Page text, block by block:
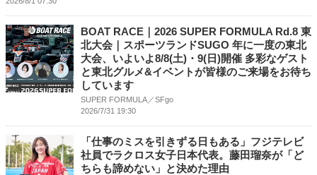
BOAT RACE｜2026 SUPER FORMULA Rd.8 東
北⼤会｜スポーツランドSUGO 年に⼀度の東北
⼤会、いよいよ8/8(⼟)・9(⽇)開催 多彩なゲスト
と東北グルメ&イベントが皆様のご来場をお待ち
しています
SUPER FORMULA／SFgo
2026/7/31 19:30
「仕事のミスを引きずる日もある」フジテレビ
社員でラクロス女子日本代表。藤田瑠奈が「ど
ちらも諦めない」と決めた理由